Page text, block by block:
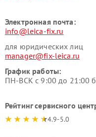
Электронная почта:
info@leica-fix.ru
для юридических лиц
manager@fix-leica.ru
График работы:
ПН-ВСК с 9:00 до 21:00
Рейтинг сервисного
4.9-5.0